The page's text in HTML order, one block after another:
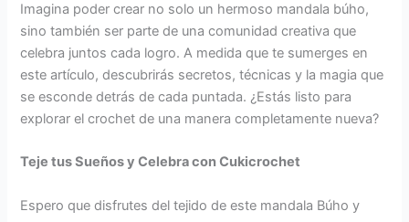
Imagina poder crear no solo un hermoso mandala búho,
sino también ser parte de una comunidad creativa que
celebra juntos cada logro. A medida que te sumerges en
este artículo, descubrirás secretos, técnicas y la magia que
se esconde detrás de cada puntada. ¿Estás listo para
explorar el crochet de una manera completamente nueva?
Teje tus Sueños y Celebra con Cukicrochet
Espero que disfrutes del tejido de este mandala Búho y